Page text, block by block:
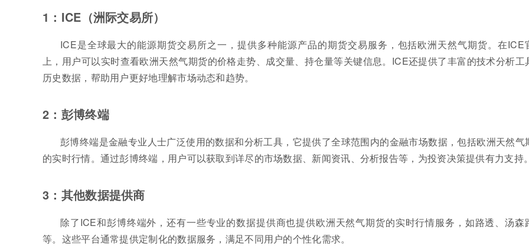
1：ICE（洲际交易所）
ICE是全球最大的能源期货交易所之一，提供多种能源产品的期货交易服务，包括欧洲天然气期货。在ICE
上，用户可以实时查看欧洲天然气期货的价格走势、成交量、持仓量等关键信息。ICE还提供了丰富的技术分析工
历史数据，帮助用户更好地理解市场动态和趋势。
2：彭博终端
彭博终端是金融专业人士广泛使用的数据和分析工具，它提供了全球范围内的金融市场数据，包括欧洲天然气
的实时行情。通过彭博终端，用户可以获取到详尽的市场数据、新闻资讯、分析报告等，为投资决策提供有力支持。
3：其他数据提供商
除了ICE和彭博终端外，还有一些专业的数据提供商也提供欧洲天然气期货的实时行情服务，如路透、汤森
等。这些平台通常提供定制化的数据服务，满足不同用户的个性化需求。